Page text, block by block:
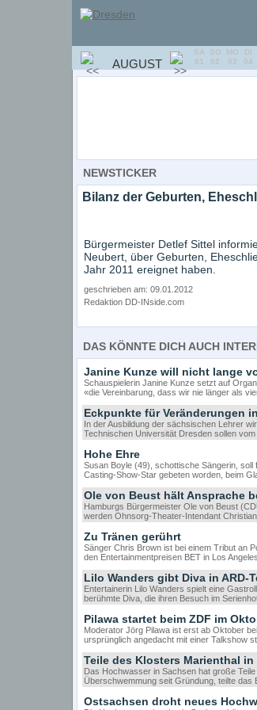
NEWSTICKER
Bilanz der Geburten,
Bürgermeister Detlef Sittel
Neubert, über Geburten,
Jahr 2011 ereignet haben.
geschrieben am: 09.01.2012
Redaktion DD-INside.com
DAS KÖNNTE DICH AUCH
Janine Kunze will nicht lange
Schauspielerin Janine Kunze setzt auf
«die Vereinbarung, dass wir nie länger als
Eckpunkte für Veränderungen
In der Ausbildung der sächsischen Lehrer
Technischen Universität Dresden sollen
Hohe Ehre
Susan Boyle (49), schottische Sängerin,
Casting-Show-Star gebeten worden, beim
Ole von Beust hält Ansprache
Hamburgs Bürgermeister Ole von Beust
werden Ohnsorg-Theater-Intendant
Zu Tränen gerührt
Sänger Chris Brown ist bei einem Tribut an
den Entertainmentpreisen BET in Los
Lilo Wanders gibt Diva in ARD-
Entertainerin Lilo Wanders spielt eine
berühmte Diva, die ihren Besuch im
Pilawa startet beim ZDF im
Moderator Jörg Pilawa ist erst ab Oktober
ursprünglich angedacht mit einer Talkshow
Teile des Klosters Marienthal
Das Hochwasser in Sachsen hat große
Überschwemmung seit Gründung, teilte
Ostsachsen droht neues
AUGUST
SA
01
SO
02
MO
03
DI
04